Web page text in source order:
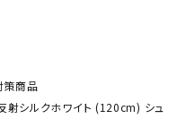
策商品
射シルクホワイト (120cm) シュ